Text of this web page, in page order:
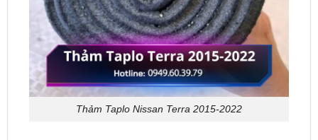
Thảm Taplo Nissan Terra 2015-2022
Sử dụng thảm Taplo có khả năng chống tác động